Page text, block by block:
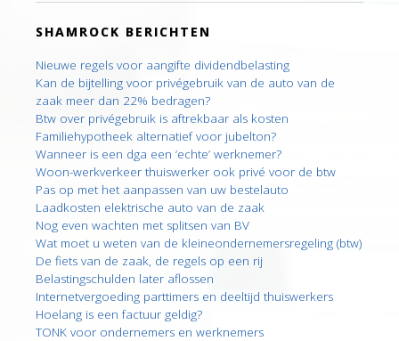
SHAMROCK BERICHTEN
Nieuwe regels voor aangifte dividendbelasting
Kan de bijtelling voor privégebruik van de auto van de
zaak meer dan 22% bedragen?
Btw over privégebruik is aftrekbaar als kosten
Familiehypotheek alternatief voor jubelton?
Wanneer is een dga een ‘echte’ werknemer?
Woon-werkverkeer thuiswerker ook privé voor de btw
Pas op met het aanpassen van uw bestelauto
Laadkosten elektrische auto van de zaak
Nog even wachten met splitsen van BV
Wat moet u weten van de kleineondernemersregeling (btw)
De fiets van de zaak, de regels op een rij
Belastingschulden later aflossen
Internetvergoeding parttimers en deeltijd thuiswerkers
Hoelang is een factuur geldig?
TONK voor ondernemers en werknemers